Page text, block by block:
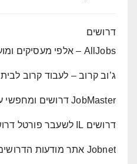
דרושים
AllJobs – אלפי מעסיקים ומועמדים
ג’וב קרוב – לעבוד קרוב לבית
JobMaster דרושים ומחפשי עבודה
דרושים IL לשעבר פורטל דרושים
Jobnet אתר מודעות הדרושים